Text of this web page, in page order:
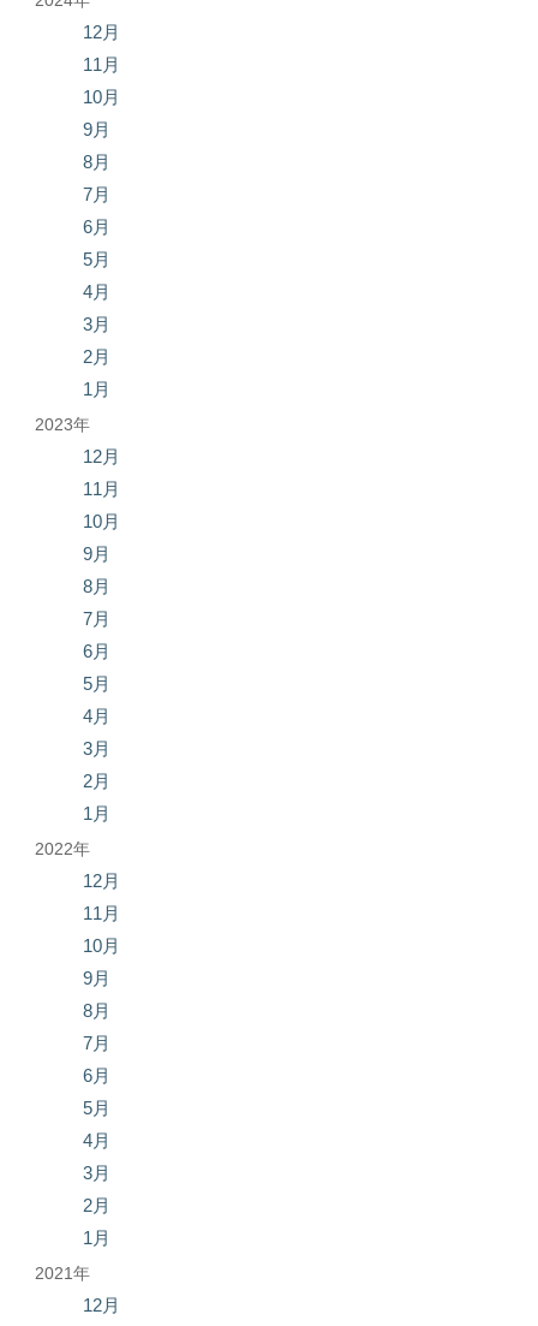
12月
11月
10月
9月
8月
7月
6月
5月
4月
3月
2月
1月
2023年
12月
11月
10月
9月
8月
7月
6月
5月
4月
3月
2月
1月
2022年
12月
11月
10月
9月
8月
7月
6月
5月
4月
3月
2月
1月
2021年
12月